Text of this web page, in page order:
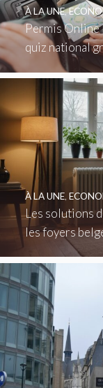
Permis Online
quiz national
À LA UNE,
Les solutions
les foyers
À LA UNE,